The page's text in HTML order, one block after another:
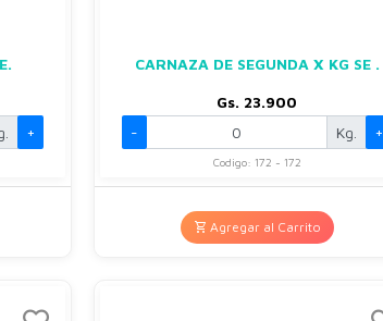
+
CARNAZA DE SEGUNDA X KG SE .
Gs. 23.900
-
Kg. +
Codigo: 172 - 172
Agregar al Carrito